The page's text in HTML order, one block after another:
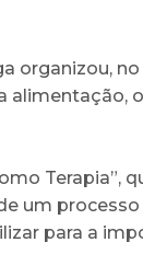
organizou,
alimentação,
Terapia”,
um
para a